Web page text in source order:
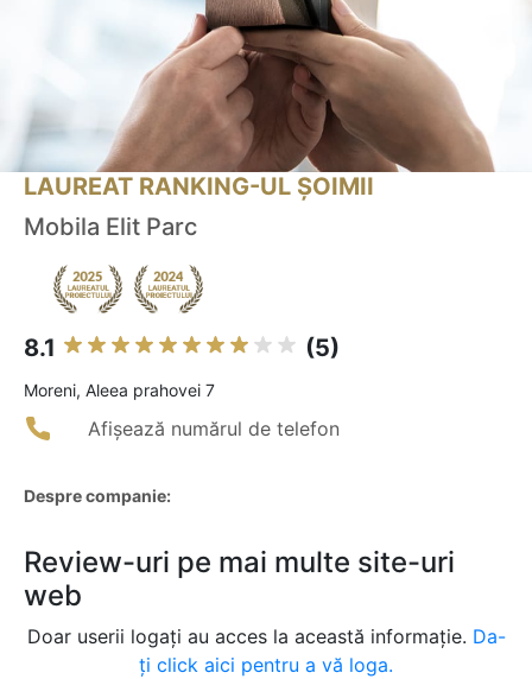
LAUREAT RANKING-UL ȘOIMII
Mobila Elit Parc
8.1 (5)
Moreni, Aleea prahovei 7
Afișează numărul de telefon
Despre companie:
Review-uri pe mai multe site-uri
web
Doar userii logați au acces la această informație. Da-
ți click aici pentru a vă loga.